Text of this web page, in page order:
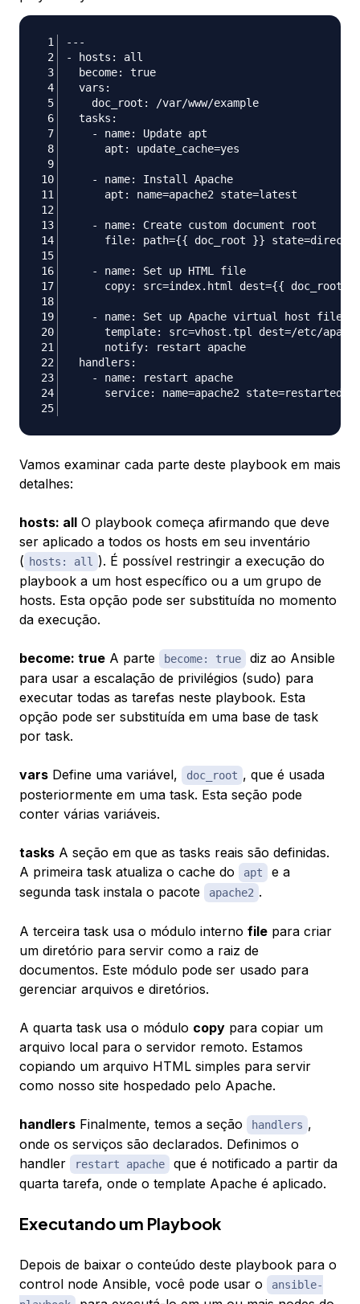
Vamos examinar cada parte deste playbook em mais
detalhes:
hosts: all O playbook começa afirmando que deve
ser aplicado a todos os hosts em seu inventário
( hosts: all ). É possível restringir a execução do
playbook a um host específico ou a um grupo de
hosts. Esta opção pode ser substituída no momento
da execução.
become: true A parte become: true
diz ao Ansible
para usar a escalação de privilégios (sudo) para
executar todas as tarefas neste playbook. Esta
opção pode ser substituída em uma base de task
por task.
vars Define uma variável, doc_root , que é usada
posteriormente em uma task. Esta seção pode
conter várias variáveis.
tasks A seção em que as tasks reais são definidas.
A primeira task atualiza o cache do
apt
e a
segunda task instala o pacote
apache2 .
A terceira task usa o módulo interno file para criar
um diretório para servir como a raiz de
documentos. Este módulo pode ser usado para
gerenciar arquivos e diretórios.
A quarta task usa o módulo copy para copiar um
arquivo local para o servidor remoto. Estamos
copiando um arquivo HTML simples para servir
como nosso site hospedado pelo Apache.
handlers Finalmente, temos a seção handlers ,
onde os serviços são declarados. Definimos o
handler
restart apache
que é notificado a partir da
quarta tarefa, onde o template Apache é aplicado.
Executando um Playbook
Depois de baixar o conteúdo deste playbook para o
control node Ansible, você pode usar o
ansible-